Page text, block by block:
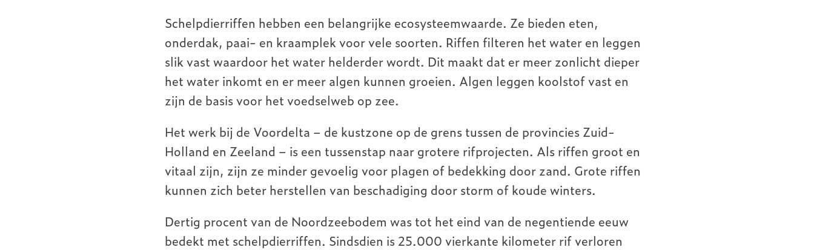
Schelpdierriffen hebben een belangrijke ecosysteemwaarde. Ze bieden eten,
onderdak, paai- en kraamplek voor vele soorten. Riffen filteren het water en leggen
slik vast waardoor het water helderder wordt. Dit maakt dat er meer zonlicht dieper
het water inkomt en er meer algen kunnen groeien. Algen leggen koolstof vast en
zijn de basis voor het voedselweb op zee.
Het werk bij de Voordelta – de kustzone op de grens tussen de provincies Zuid-
Holland en Zeeland – is een tussenstap naar grotere rifprojecten. Als riffen groot en
vitaal zijn, zijn ze minder gevoelig voor plagen of bedekking door zand. Grote riffen
kunnen zich beter herstellen van beschadiging door storm of koude winters.
Dertig procent van de Noordzeebodem was tot het eind van de negentiende eeuw
bedekt met schelpdierriffen. Sindsdien is 25.000 vierkante kilometer rif verloren